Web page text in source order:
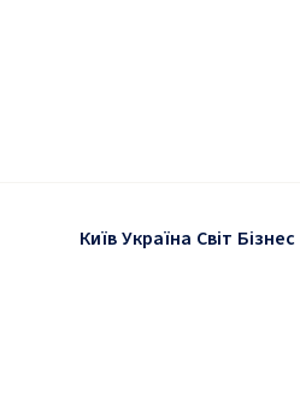
КиївУкраїна Світ Бізнес